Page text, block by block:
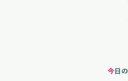
今 日の